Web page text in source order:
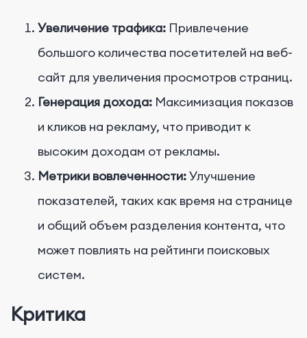
Увеличение трафика: Привлечение
большого количества посетителей на веб-
сайт для увеличения просмотров страниц.
Генерация дохода: Максимизация показов
и кликов на рекламу, что приводит к
высоким доходам от рекламы.
Метрики вовлеченности:Улучшение
показателей, таких как время на странице
и общий объем разделения контента, что
может повлиять на рейтинги поисковых
систем.
Критика